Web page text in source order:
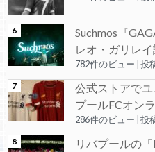
Suchmos『
レオ・ガリレ
782件のビュー 投
公式ストアで
プールFCオン
286件のビュー 投
リバプールの